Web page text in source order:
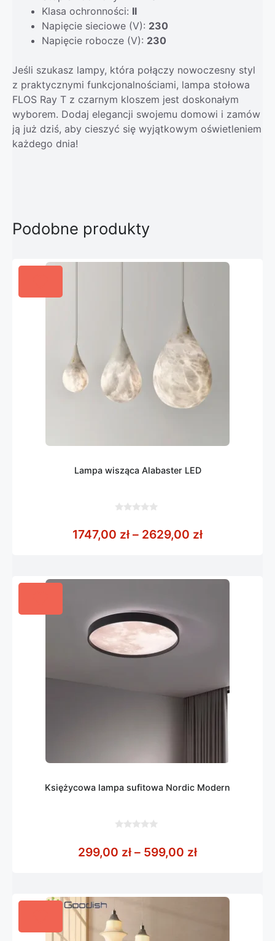
Klasa ochronności: II
Napięcie sieciowe (V): 230
Napięcie robocze (V): 230
Jeśli szukasz lampy, która połączy nowoczesny styl
z praktycznymi funkcjonalnościami, lampa stołowa
FLOS Ray T z czarnym kloszem jest doskonałym
wyborem. Dodaj elegancji swojemu domowi i zamów
ją już dziś, aby cieszyć się wyjątkowym oświetleniem
każdego dnia!
Podobne produkty
Lampa wisząca Alabaster LED
5
1747,00 zł – 2629,00 złZakres cen:
Księżycowa lampa sufitowa Nordic Modern
5
299,00 zł – 599,00 złZakres cen: